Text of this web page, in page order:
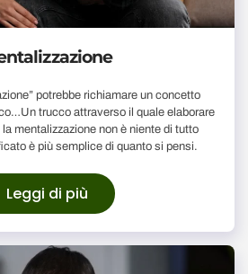
potrebbe richiamare un concetto
trucco attraverso il quale elaborare
mentalizzazione non è niente di tutto
è più semplice di quanto si pensi.
Leggi di più